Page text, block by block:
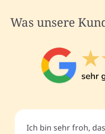
Was unsere
Ich bin sehr froh,